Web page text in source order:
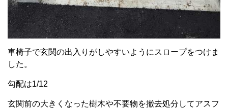
車椅子で玄関の出入りがしやすいようにスロープをつけま
した。
勾配は1/12
玄関前の大きくなった樹木や不要物を撤去処分してアスフ